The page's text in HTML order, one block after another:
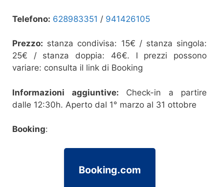
Telefono: 628983351 / 941426105
Prezzo: stanza condivisa: 15€ / stanza singola:
25€ / stanza doppia: 46€. I prezzi possono
variare: consulta il link di Booking
Informazioni aggiuntive: Check-in a partire
dalle 12:30h. Aperto dal 1° marzo al 31 ottobre
Booking:
Booking.com